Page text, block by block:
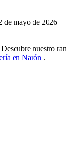
de mayo de 2026
Descubre nuestro
en Narón .